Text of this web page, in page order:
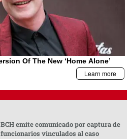
BCH emite comunicado por captura de
funcionarios vinculados al caso